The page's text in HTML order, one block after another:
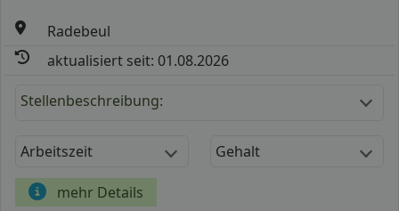
Radebeul
aktualisiert seit: 01.08.2026
Stellenbeschreibung:
Arbeitszeit Gehalt
mehr Details